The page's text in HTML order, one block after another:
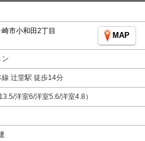
市小和田2丁目
MAP
ン
線 辻堂駅 徒歩14分
洋室6/洋室5.6/洋室4.8）